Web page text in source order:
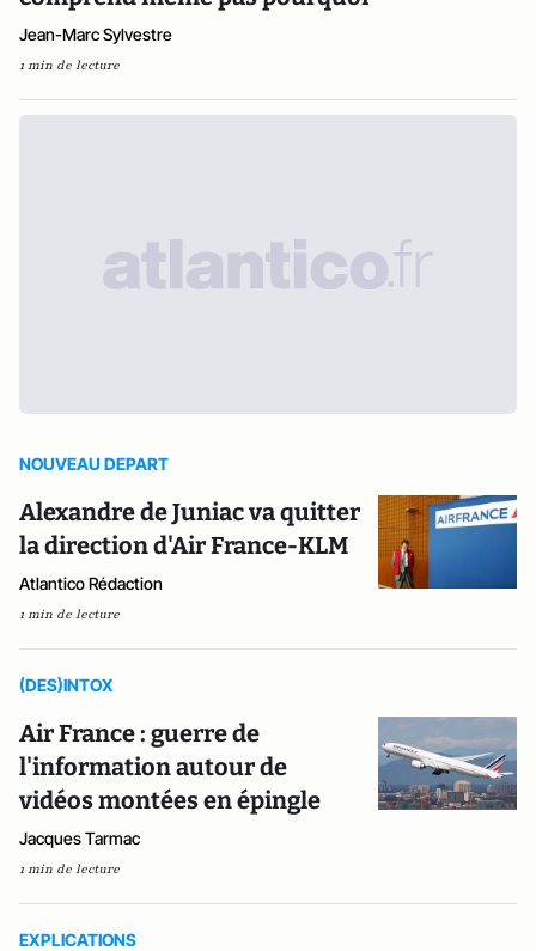
Jean-Marc Sylvestre
1 min de lecture
NOUVEAU DEPART
Alexandre de Juniac va quitter
la direction d'Air France-KLM
Atlantico Rédaction
1 min de lecture
(DES)INTOX
Air France : guerre de
l'information autour de
vidéos montées en épingle
Jacques Tarmac
1 min de lecture
EXPLICATIONS